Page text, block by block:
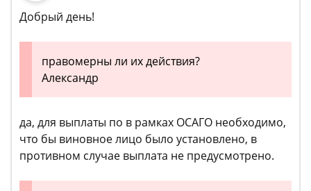
Добрый день!
правомерны ли их действия?
Александр
да, для выплаты по в рамках ОСАГО необходимо,
что бы виновное лицо было установлено, в
противном случае выплата не предусмотрено.